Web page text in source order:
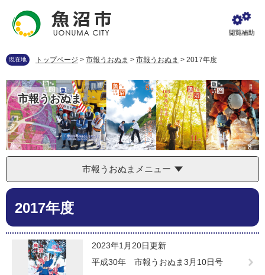
先
で
す
。
を
ば
し
て
本
文
へ
現在地 トップページ > 市報うおぬま > 市報うおぬま > 2017年度
市報うおぬま
市報うおぬまメニュー
本
2017年度
2023年1月20日更新
平成30年 市報うおぬま3月10日号